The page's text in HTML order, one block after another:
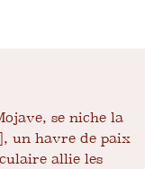
se niche la
un havre de paix
allie les